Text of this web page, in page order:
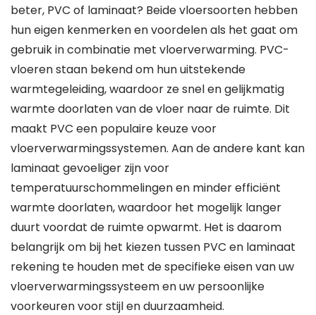
beter, PVC of laminaat? Beide vloersoorten hebben
hun eigen kenmerken en voordelen als het gaat om
gebruik in combinatie met vloerverwarming. PVC-
vloeren staan bekend om hun uitstekende
warmtegeleiding, waardoor ze snel en gelijkmatig
warmte doorlaten van de vloer naar de ruimte. Dit
maakt PVC een populaire keuze voor
vloerverwarmingssystemen. Aan de andere kant kan
laminaat gevoeliger zijn voor
temperatuurschommelingen en minder efficiënt
warmte doorlaten, waardoor het mogelijk langer
duurt voordat de ruimte opwarmt. Het is daarom
belangrijk om bij het kiezen tussen PVC en laminaat
rekening te houden met de specifieke eisen van uw
vloerverwarmingssysteem en uw persoonlijke
voorkeuren voor stijl en duurzaamheid.